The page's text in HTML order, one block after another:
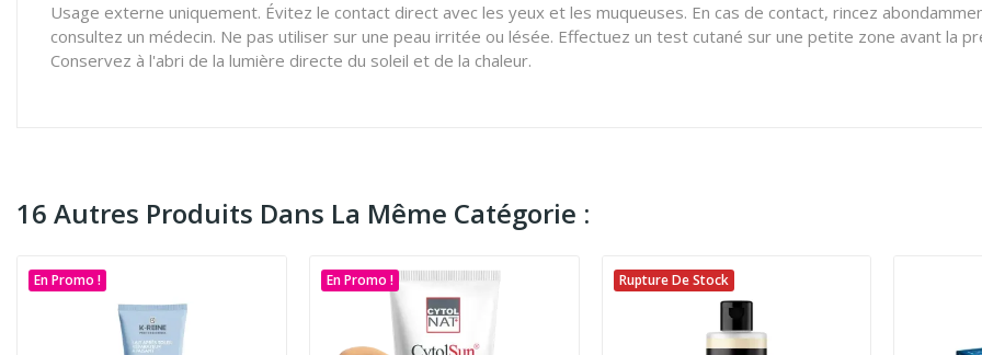
Usage externe uniquement. Évitez le contact direct avec les yeux et les muqueuses. En cas de contact, rincez
consultez un médecin. Ne pas utiliser sur une peau irritée ou lésée. Effectuez un test cutané sur une petite zone avant la
Conservez à l'abri de la lumière directe du soleil et de la chaleur.
16 Autres Produits Dans La Même Catégorie :
En Promo ! En Promo ! Rupture De Stock